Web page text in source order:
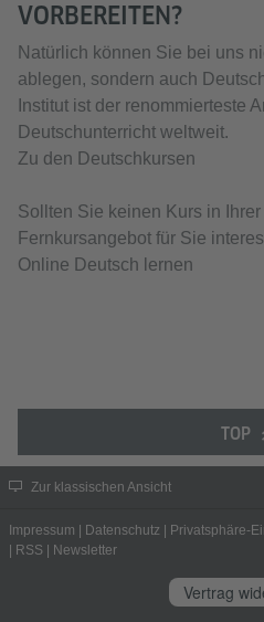
VORBEREITEN?
Natürlich können Sie bei uns
ablegen, sondern auch
Institut ist der renommierteste
Deutschunterricht weltweit.
Zu den Deutschkursen
Sollten Sie keinen Kurs in
Fernkursangebot für Sie
Online Deutsch lernen
TOP
Zur klassischen Ansicht
Impressum Datenschutz Privatsphäre-
RSS Newsletter
Vertrag